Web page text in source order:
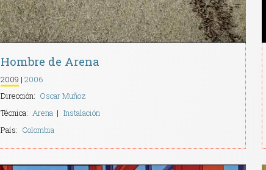
Hombre de Arena
2009 2006
Dirección: Oscar Muñoz
Técnica: Arena
Instalación
País: Colombia